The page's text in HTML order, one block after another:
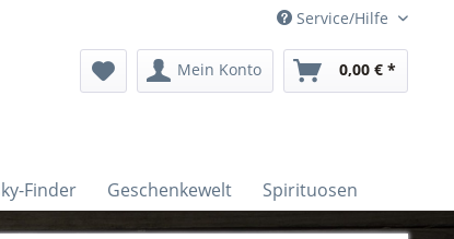
Service/Hilfe
Mein Konto 0,00 € *
Finder Geschenkewelt Spirituosen